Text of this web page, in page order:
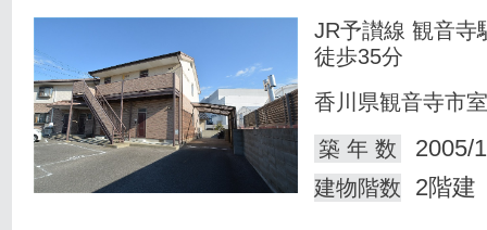
JR予讃線 観音寺
徒歩35分
香川県観音寺市
築 年 数
2005/
建物階数 2階建